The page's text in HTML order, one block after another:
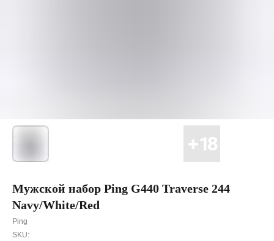
Мужской набор Ping G440 Traverse 244
Navy/White/Red
Ping
SKU: